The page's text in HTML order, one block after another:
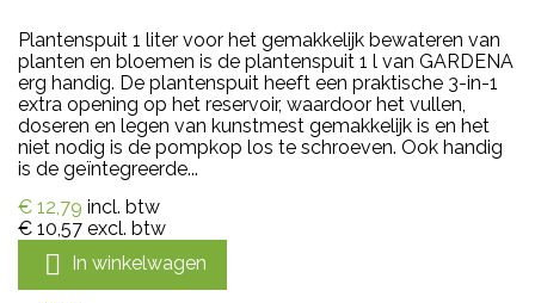
Plantenspuit 1 liter voor het gemakkelijk bewateren van
planten en bloemen is de plantenspuit 1 l van GARDENA
erg handig. De plantenspuit heeft een praktische 3-in-1
extra opening op het reservoir, waardoor het vullen,
doseren en legen van kunstmest gemakkelijk is en het
niet nodig is de pompkop los te schroeven. Ook handig
is de geïntegreerde...
€ 12,79 incl. btw
€ 10,57 excl. btw
 In winkelwagen